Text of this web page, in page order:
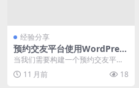
经验分享
预约交友平台使用WordPress
CMS实现用户预约功能代码详
解
当我们需要构建一个预约交友平台
时，选择合适的CMS系统至关重
要。WordPres...
11 月前 18